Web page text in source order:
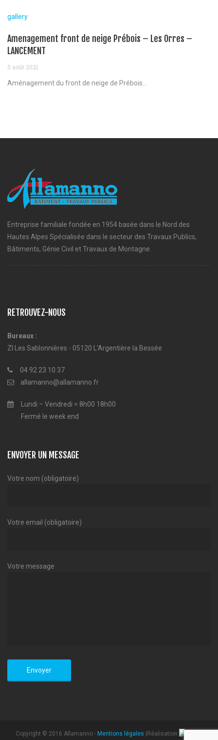
gallery
Amenagement front de neige Prébois – Les Orres –
LANCEMENT
5 août 2021
Aménagement du front de neige de Prébois...
Entreprise familiale fondée en 1954 basée dans le Nord des
Hautes Alpes Spécialisée dans le secteur des Travaux Publics,
Bâtiments, Génie Civil et Travaux de Montagne.
RETROUVEZ-NOUS
Bureaux :
ZI Les Sablonnières - 05120 L'Argentière la Bessée
04 92 23 10 37
allamanno@allamanno.fr
Lundi – Vendredi = 8h00 18h00
Fermé le week end
ENVOYER UN MESSAGE
Votre nom (obligatoire)
Votre email (obligatoire)
Votre message
Copyright © 2016 Allamanno - Mentions légales |Réalisation